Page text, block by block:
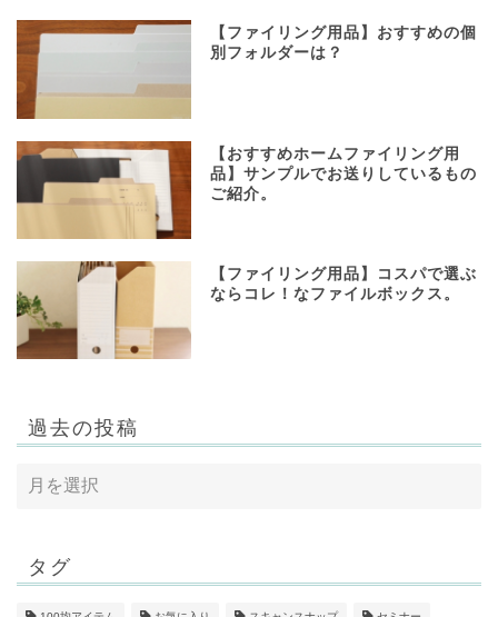
【ファイリング用品】おすすめの個
別フォルダーは？
【おすすめホームファイリング用
品】サンプルでお送りしているもの
ご紹介。
【ファイリング用品】コスパで選ぶ
ならコレ！なファイルボックス。
過去の投稿
タグ